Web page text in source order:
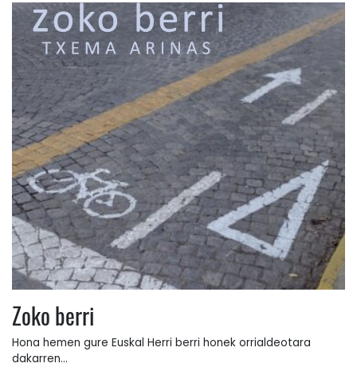
Zoko berri
Hona hemen gure Euskal Herri berri honek orrialdeotara
dakarren...